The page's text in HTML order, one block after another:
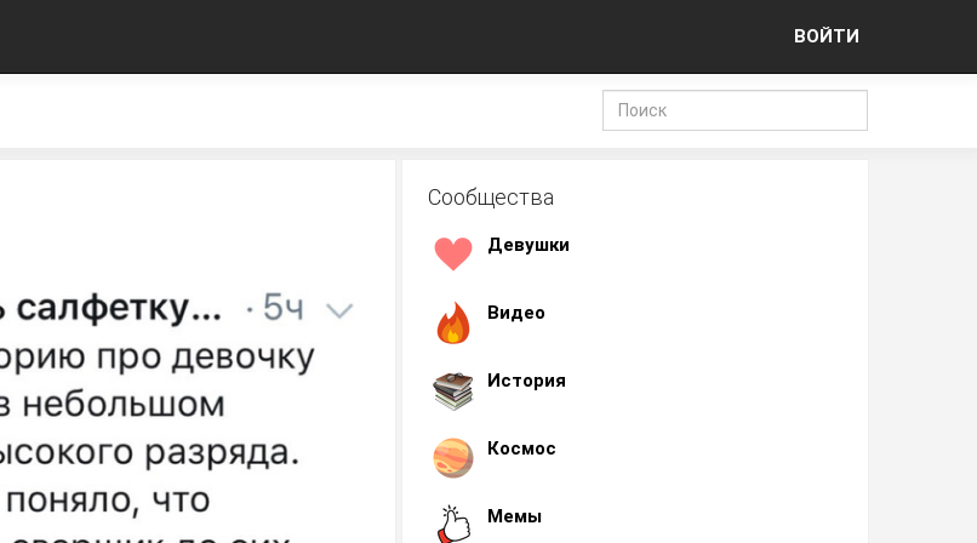
ВОЙТИ
Сообщества
Девушки
Видео
История
Космос
Мемы